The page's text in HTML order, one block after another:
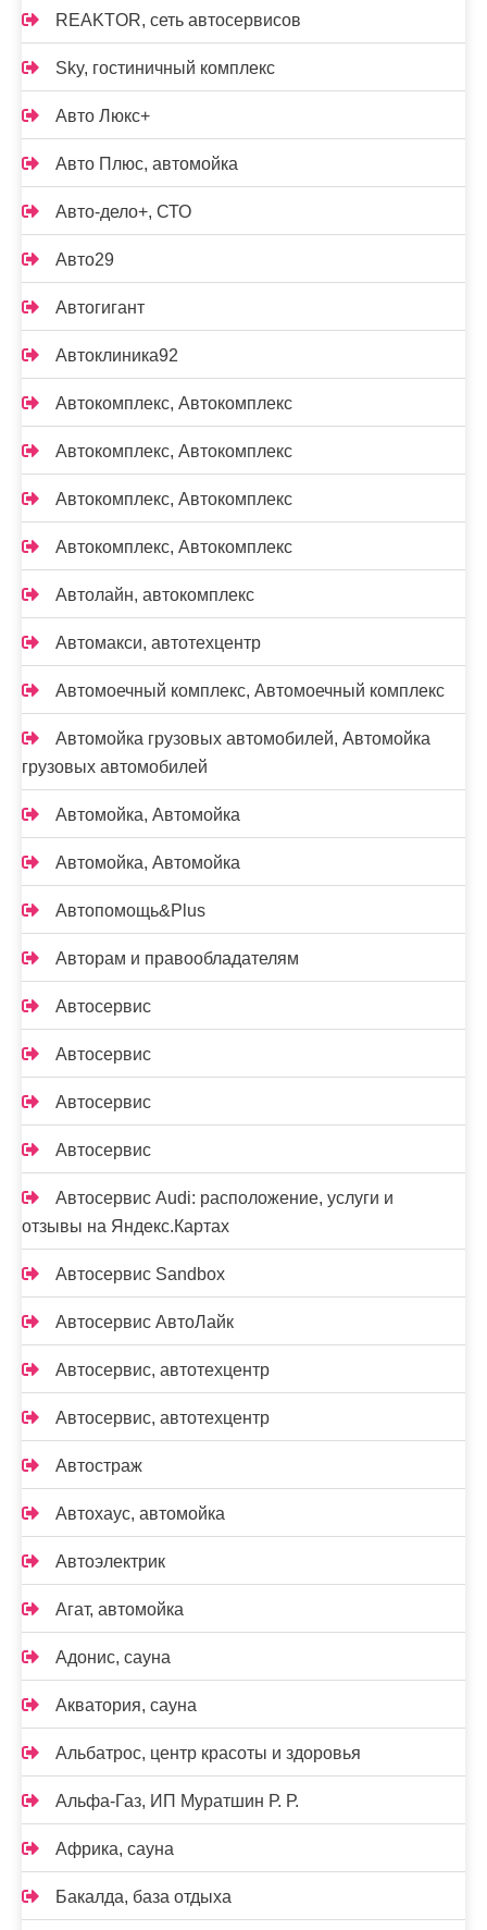
REAKTOR, сеть автосервисов
Sky, гостиничный комплекс
Авто Люкс+
Авто Плюс, автомойка
Авто-дело+, СТО
Авто29
Автогигант
Автоклиника92
Автокомплекс, Автокомплекс
Автокомплекс, Автокомплекс
Автокомплекс, Автокомплекс
Автокомплекс, Автокомплекс
Автолайн, автокомплекс
Автомакси, автотехцентр
Автомоечный комплекс, Автомоечный комплекс
Автомойка грузовых автомобилей, Автомойка
грузовых автомобилей
Автомойка, Автомойка
Автомойка, Автомойка
Автопомощь&Plus
Авторам и правообладателям
Автосервис
Автосервис
Автосервис
Автосервис
Автосервис Audi: расположение, услуги и
отзывы на Яндекс.Картах
Автосервис Sandbox
Автосервис АвтоЛайк
Автосервис, автотехцентр
Автосервис, автотехцентр
Автостраж
Автохаус, автомойка
Автоэлектрик
Агат, автомойка
Адонис, сауна
Акватория, сауна
Альбатрос, центр красоты и здоровья
Альфа-Газ, ИП Муратшин Р. Р.
Африка, сауна
Бакалда, база отдыха